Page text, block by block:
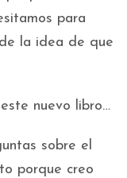
para
la idea de que
nuevo libro…
sobre el
porque creo